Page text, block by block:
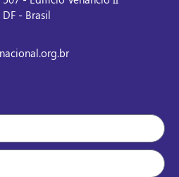
- Brasil